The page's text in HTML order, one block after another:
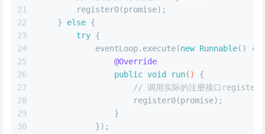
21
22
23
24
25
26
27
28
29
30
        register0(promise);
    }
else {
try {
            eventLoop.execute(
new Runnable() {
@Override
public void run()
{
// 调用实际的注册接口register0
                    register0(promise);
                }
            });